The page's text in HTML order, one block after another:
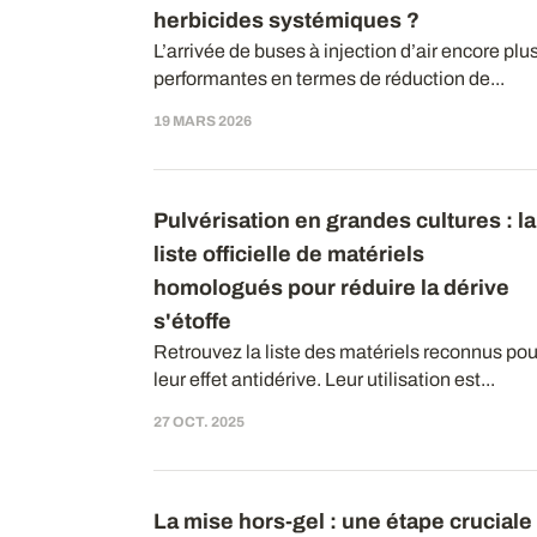
herbicides systémiques ?
L’arrivée de buses à injection d’air encore
performantes en termes de réduction de...
19 MARS 2026
Pulvérisation en grandes cultures : la
liste officielle de matériels
homologués pour réduire la dérive
s'étoffe
Retrouvez la liste des matériels reconnus
leur effet antidérive. Leur utilisation est...
27 OCT. 2025
La mise hors-gel : une étape cruciale